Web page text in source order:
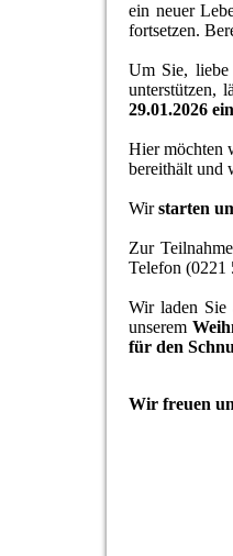
ein neuer
fortsetzen.
Um Sie, liebe
unterstützen,
29.01.2026 ein
Hier möchten
bereithält und
Wirstarten
Zur
Telefon (0221
Wir laden Sie
unserem
für den
Wir freuen